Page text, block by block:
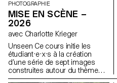
PHOTOGRAPHIE
MISE EN SCÈNE –
2026
avec Charlotte Krieger
Unseen Ce cours initie les
étudiant·e·x·s à la création
d’une série de sept images
construites autour du thème
Unseen. Ils et elles apprendront